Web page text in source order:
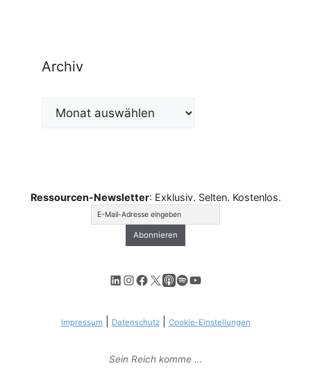
Archiv
Archiv
Ressourcen-Newsletter: Exklusiv. Selten. Kostenlos.
LinkedIn
Instagram
Facebook
X Apple Podcasts
Spotify
YouTube
Impressum| Datenschutz| Cookie-Einstellungen
Sein Reich komme …